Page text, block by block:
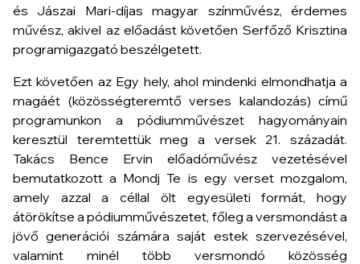
és Jászai Mari-díjas magyar színművész, érdemes
művész, akivel az előadást követően Serfőző Krisztina
programigazgató beszélgetett.
Ezt követően az Egy hely, ahol mindenki elmondhatja a
magáét (közösségteremtő verses kalandozás) című
programunkon a pódiumművészet hagyományain
keresztül teremtettük meg a versek 21. századát.
Takács Bence Ervin előadóművész vezetésével
bemutatkozott a Mondj Te is egy verset mozgalom,
amely azzal a céllal ölt egyesületi formát, hogy
átörökítse a pódiumművészetet, főleg a versmondást a
jövő generációi számára saját estek szervezésével,
valamint minél több versmondó közösség